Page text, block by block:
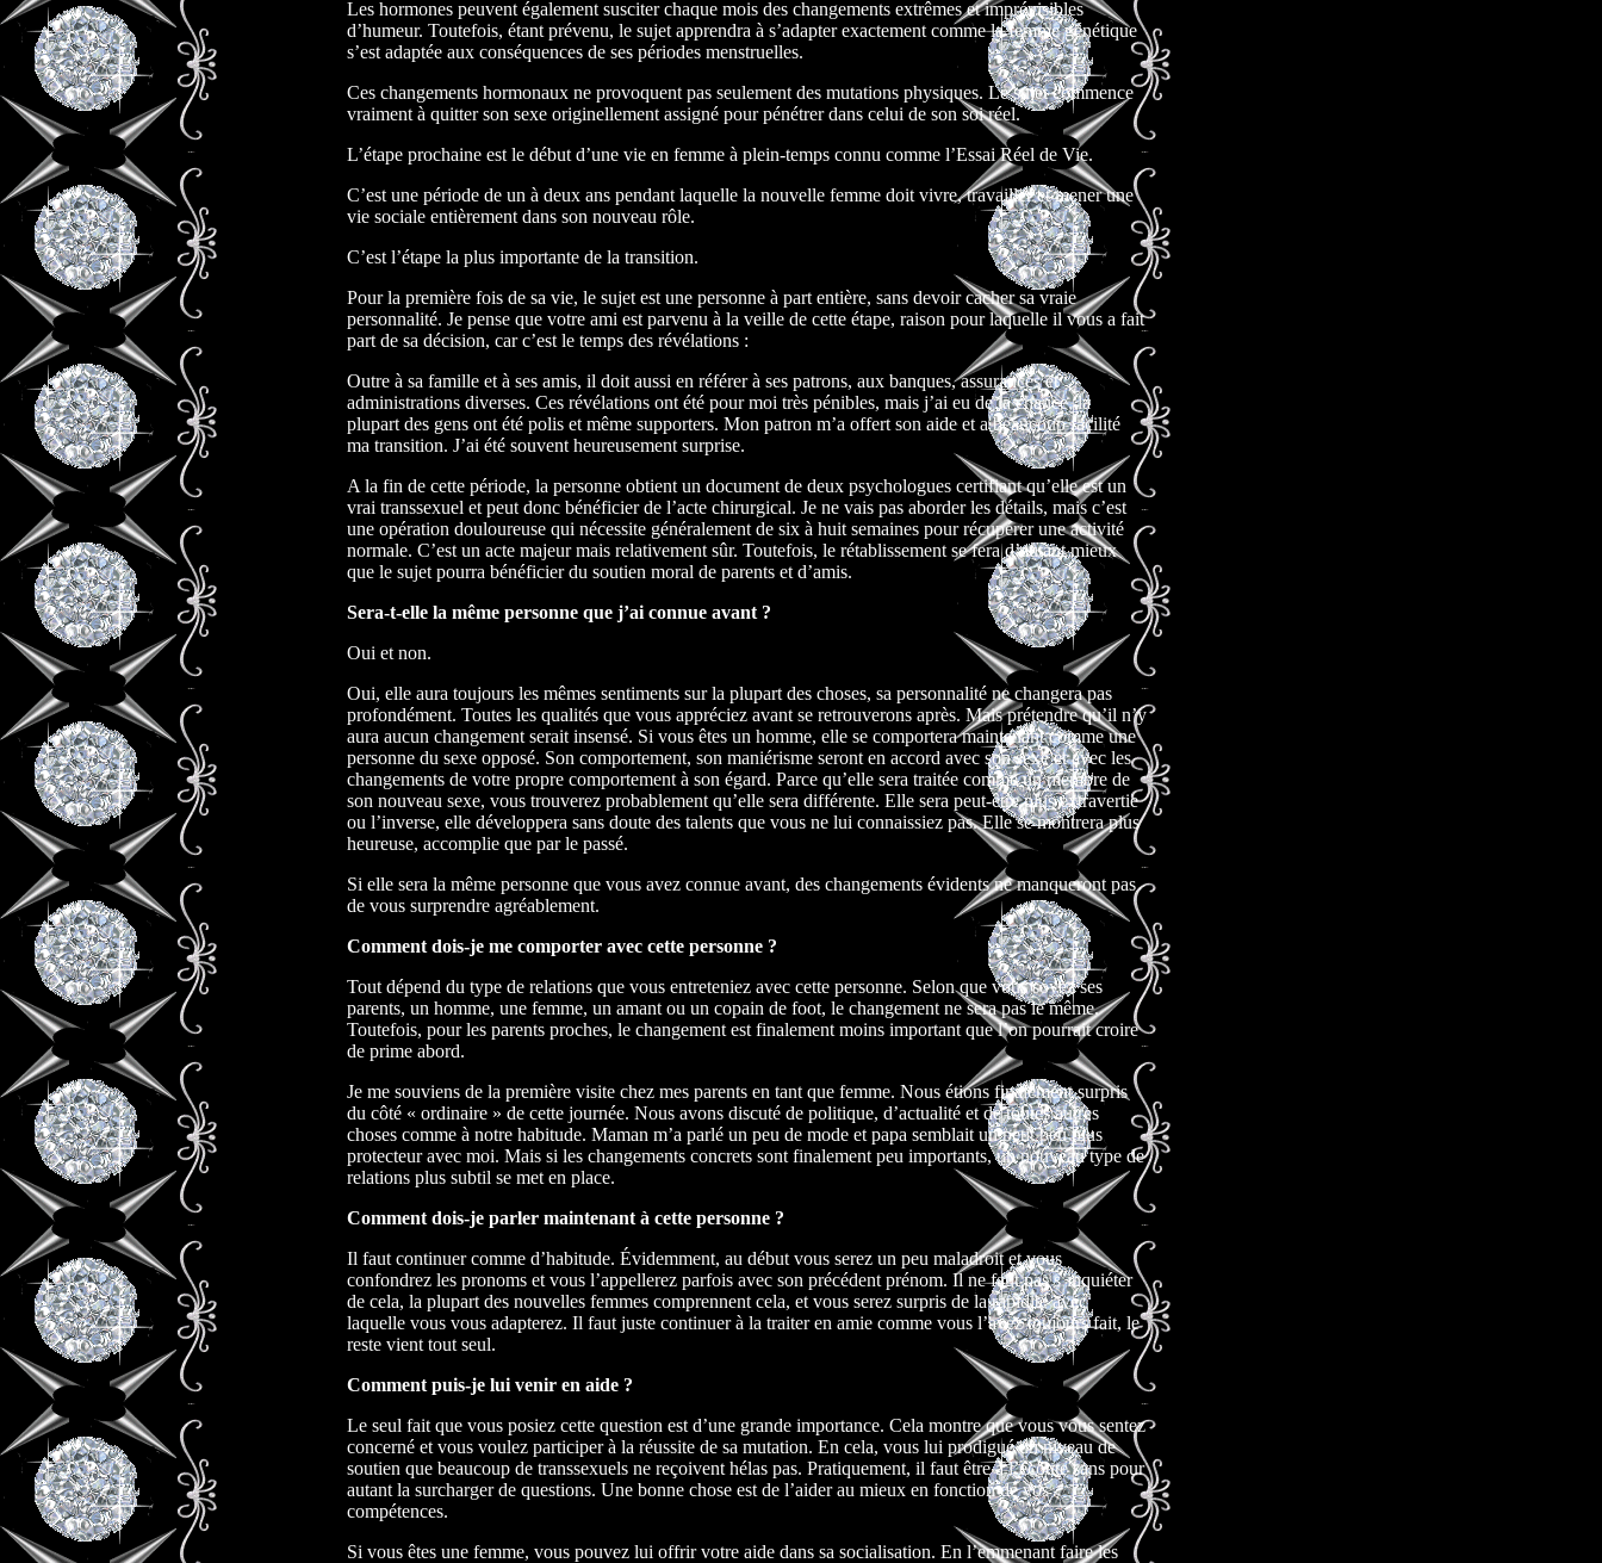
Les hormones peuvent également susciter chaque mois des changements extrêmes et imprévisibles
d’humeur. Toutefois, étant prévenu, le sujet apprendra à s’adapter exactement comme la femme génétique
s’est adaptée aux conséquences de ses périodes menstruelles.
Ces changements hormonaux ne provoquent pas seulement des mutations physiques. Le sujet commence
vraiment à quitter son sexe originellement assigné pour pénétrer dans celui de son soi réel.
L’étape prochaine est le début d’une vie en femme à plein-temps connu comme l’Essai Réel de Vie.
C’est une période de un à deux ans pendant laquelle la nouvelle femme doit vivre, travailler et mener une
vie sociale entièrement dans son nouveau rôle.
C’est l’étape la plus importante de la transition.
Pour la première fois de sa vie, le sujet est une personne à part entière, sans devoir cacher sa vraie
personnalité. Je pense que votre ami est parvenu à la veille de cette étape, raison pour laquelle il vous a fait
part de sa décision, car c’est le temps des révélations :
Outre à sa famille et à ses amis, il doit aussi en référer à ses patrons, aux banques, assurances et
administrations diverses. Ces révélations ont été pour moi très pénibles, mais j’ai eu de la chance, la
plupart des gens ont été polis et même supporters. Mon patron m’a offert son aide et a beaucoup facilité
ma transition. J’ai été souvent heureusement surprise.
A la fin de cette période, la personne obtient un document de deux psychologues certifiant qu’elle est un
vrai transsexuel et peut donc bénéficier de l’acte chirurgical. Je ne vais pas aborder les détails, mais c’est
une opération douloureuse qui nécessite généralement de six à huit semaines pour récupérer une activité
normale. C’est un acte majeur mais relativement sûr. Toutefois, le rétablissement se fera d’autant mieux
que le sujet pourra bénéficier du soutien moral de parents et d’amis.
Sera-t-elle la même personne que j’ai connue avant ?
Oui et non.
Oui, elle aura toujours les mêmes sentiments sur la plupart des choses, sa personnalité ne changera pas
profondément. Toutes les qualités que vous appréciez avant se retrouverons après. Mais prétendre qu’il n’y
aura aucun changement serait insensé. Si vous êtes un homme, elle se comportera maintenant comme une
personne du sexe opposé. Son comportement, son maniérisme seront en accord avec son sexe et avec les
changements de votre propre comportement à son égard. Parce qu’elle sera traitée comme un membre de
son nouveau sexe, vous trouverez probablement qu’elle sera différente. Elle sera peut-être plus extravertie
ou l’inverse, elle développera sans doute des talents que vous ne lui connaissiez pas. Elle se montrera plus
heureuse, accomplie que par le passé.
Si elle sera la même personne que vous avez connue avant, des changements évidents ne manqueront pas
de vous surprendre agréablement.
Comment dois-je me comporter avec cette personne ?
Tout dépend du type de relations que vous entreteniez avec cette personne. Selon que vous soyez ses
parents, un homme, une femme, un amant ou un copain de foot, le changement ne sera pas le même.
Toutefois, pour les parents proches, le changement est finalement moins important que l’on pourrait croire
de prime abord.
Je me souviens de la première visite chez mes parents en tant que femme. Nous étions finalement surpris
du côté « ordinaire » de cette journée. Nous avons discuté de politique, d’actualité et de toutes autres
choses comme à notre habitude. Maman m’a parlé un peu de mode et papa semblait un petit peu plus
protecteur avec moi. Mais si les changements concrets sont finalement peu importants, un nouveau type de
relations plus subtil se met en place.
Comment dois-je parler maintenant à cette personne ?
Il faut continuer comme d’habitude. Évidemment, au début vous serez un peu maladroit et vous
confondrez les pronoms et vous l’appellerez parfois avec son précédent prénom. Il ne faut pas s’inquiéter
de cela, la plupart des nouvelles femmes comprennent cela, et vous serez surpris de la rapidité avec
laquelle vous vous adapterez. Il faut juste continuer à la traiter en amie comme vous l’avez toujours fait, le
reste vient tout seul.
Comment puis-je lui venir en aide ?
Le seul fait que vous posiez cette question est d’une grande importance. Cela montre que vous vous sentez
concerné et vous voulez participer à la réussite de sa mutation. En cela, vous lui prodigué un niveau de
soutien que beaucoup de transsexuels ne reçoivent hélas pas. Pratiquement, il faut être à l’écoute sans pour
autant la surcharger de questions. Une bonne chose est de l’aider au mieux en fonction de vos
compétences.
Si vous êtes une femme, vous pouvez lui offrir votre aide dans sa socialisation. En l’emmenant faire les